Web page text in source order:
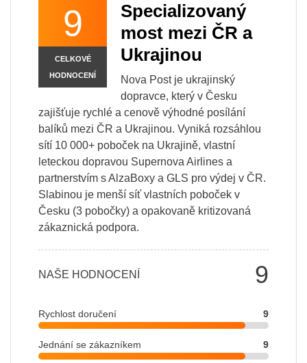
9
CELKOVÉ
HODNOCENÍ
Specializovaný
most mezi ČR a
Ukrajinou
Nova Post je ukrajinský
dopravce, který v Česku
zajišťuje rychlé a cenově výhodné posílání
balíků mezi ČR a Ukrajinou. Vyniká rozsáhlou
sítí 10 000+ poboček na Ukrajině, vlastní
leteckou dopravou Supernova Airlines a
partnerstvím s AlzaBoxy a GLS pro výdej v ČR.
Slabinou je menší síť vlastních poboček v
Česku (3 pobočky) a opakovaně kritizovaná
zákaznická podpora.
9
NAŠE HODNOCENÍ
Rychlost doručení 9
Jednání se zákazníkem 9